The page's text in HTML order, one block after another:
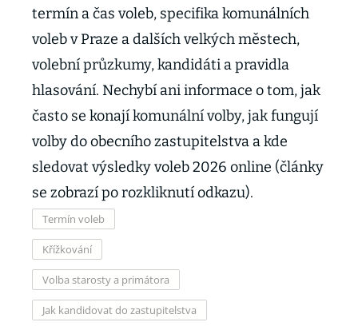
termín a čas voleb, specifika komunálních
voleb v Praze a dalších velkých městech,
volební průzkumy, kandidáti a pravidla
hlasování. Nechybí ani informace o tom, jak
často se konají komunální volby, jak fungují
volby do obecního zastupitelstva a kde
sledovat výsledky voleb 2026 online (články
se zobrazí po rozkliknutí odkazu).
Termín voleb
Křížkování
Volba starosty a primátora
Jak kandidovat do zastupitelstva